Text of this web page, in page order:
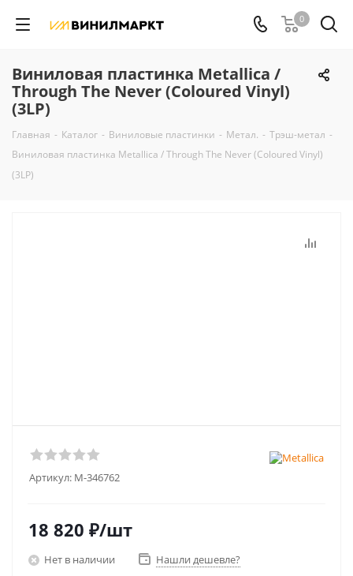
0
Виниловая пластинка Metallica /
Through The Never (Coloured Vinyl)
(3LP)
Главная - Каталог - Виниловые пластинки - Метал. - Трэш-метал -
Виниловая пластинка Metallica / Through The Never (Coloured Vinyl)
(3LP)
Артикул: M-346762
18 820 ₽/шт
Нет в наличии Нашли дешевле?